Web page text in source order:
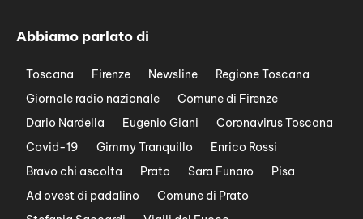
Abbiamo parlato di
Toscana Firenze Newsline
Regione Toscana
Giornale radio nazionale
Comune di Firenze
Dario Nardella
Eugenio Giani
Coronavirus Toscana
Covid-19
Gimmy Tranquillo
Enrico Rossi
Bravo chi ascolta
Prato Sara Funaro
Pisa
Ad ovest di padalino
Comune di Prato